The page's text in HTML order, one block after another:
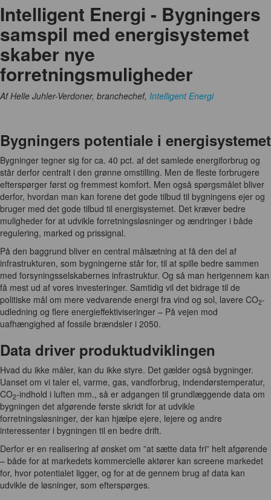
Intelligent Energi - Bygningers
samspil med energisystemet
skaber nye
forretningsmuligheder
Af Helle Juhler-Verdoner, branchechef, Intelligent Energi
Bygningers potentiale i energisystemet
Bygninger tegner sig for ca. 40 pct. af det samlede energiforbrug og
står derfor centralt i den grønne omstilling. Men de fleste forbrugere
efterspørger først og fremmest komfort. Men også spørgsmålet bliver
derfor, hvordan man kan forene det gode tilbud til bygningens ejer og
bruger med det gode tilbud til energisystemet. Det kræver bedre
muligheder for at udvikle forretningsløsninger og ændringer i både
regulering, marked og prissignal.
På den baggrund bliver en central målsætning at få den del af
infrastrukturen, som bygningerne står for, til at spille bedre sammen
med forsyningsselskabernes infrastruktur. Og så man herigennem kan
få mest ud af vores investeringer. Samtidig vil det bidrage til de
politiske mål om mere vedvarende energi fra vind og sol, lavere CO2-
udledning og flere energieffektiviseringer – På vejen mod
uafhængighed af fossile brændsler i 2050.
Data driver produktudviklingen
Hvad du ikke måler, kan du ikke styre. Det gælder også bygninger.
Uanset om vi taler el, varme, gas, vandforbrug, indendørstemperatur,
CO2-indhold i luften mm., så er adgangen til grundlæggende data om
bygningen det afgørende første skridt for at udvikle
forretningsløsninger, der kan hjælpe ejere, lejere og andre
interessenter i bygningen til en bedre drift.
Derfor er en realisering af ønsket om ”at sætte data fri” helt afgørende
– både for at markedets kommercielle aktører kan screene markedet
for, hvor potentialet ligger, og for at de gennem brug af data kan
udvikle de løsninger, som efterspørges.